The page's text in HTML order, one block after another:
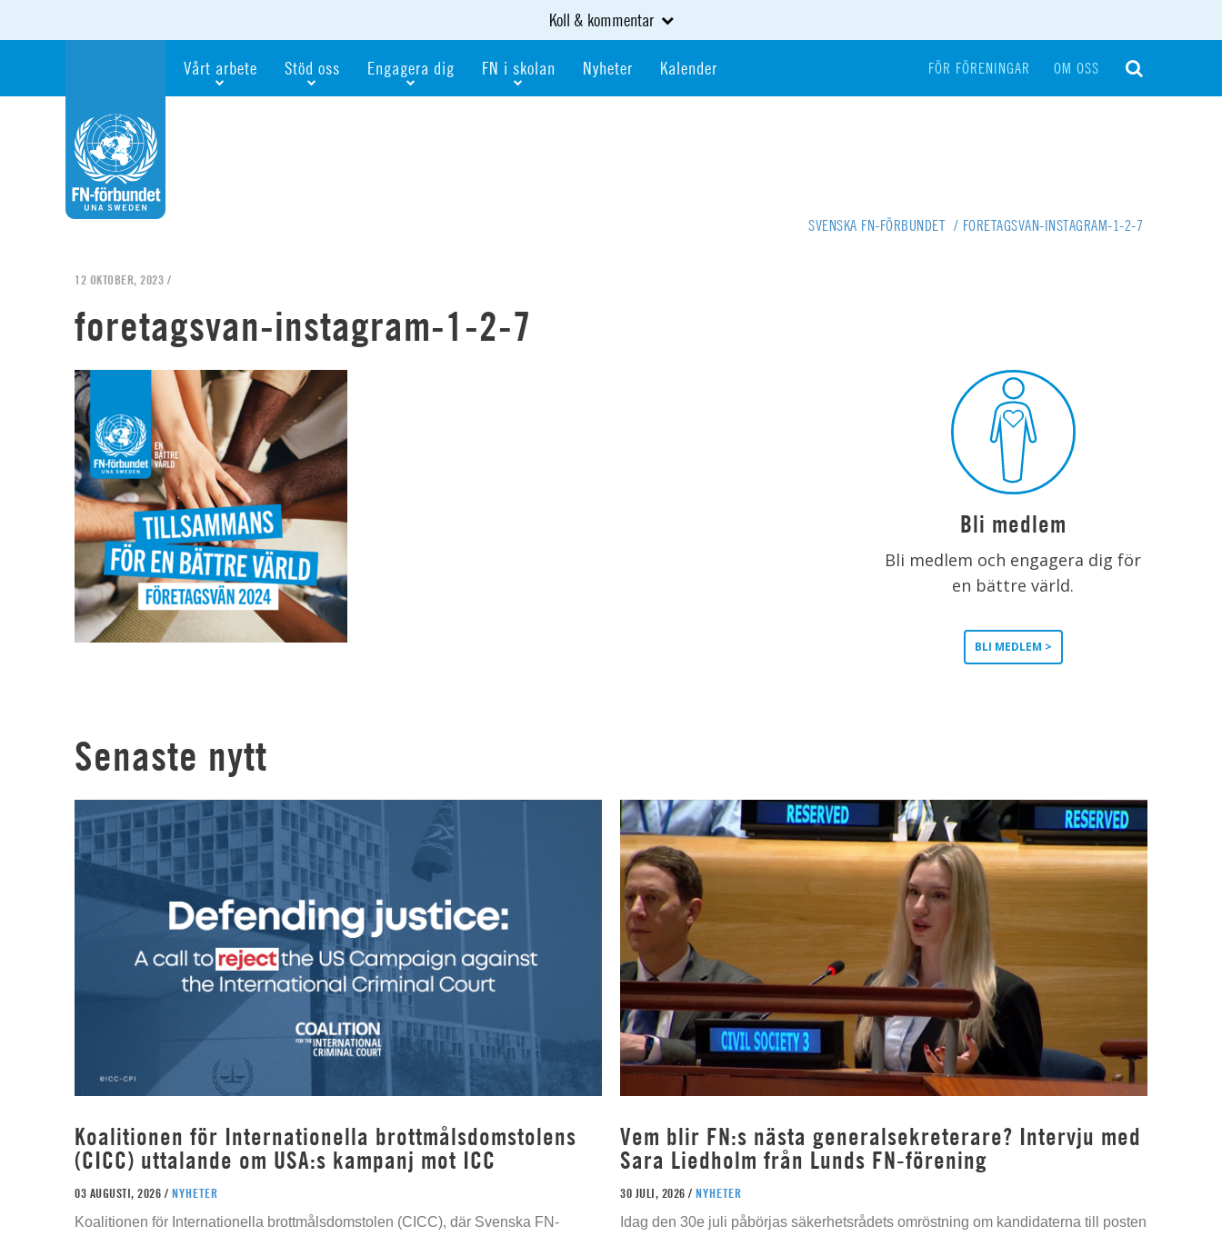
Koll & kommentar
Vårt arbete Stöd oss Engagera dig FN i skolan Nyheter Kalender FÖR FÖRENINGAR OM OSS
SVENSKA FN-FÖRBUNDET / FORETAGSVAN-INSTAGRAM-1-2-7
12 OKTOBER, 2023 /
foretagsvan-instagram-1-2-7
Bli medlem
Bli medlem och engagera dig för
en bättre värld.
BLI MEDLEM >
Senaste nytt
Koalitionen för Internationella brottmålsdomstolens
(CICC) uttalande om USA:s kampanj mot ICC
03 AUGUSTI, 2026 / NYHETER
Koalitionen för Internationella brottmålsdomstolen (CICC), där Svenska FN-
Vem blir FN:s nästa generalsekreterare? Intervju med
Sara Liedholm från Lunds FN-förening
30 JULI, 2026 / NYHETER
Idag den 30e juli påbörjas säkerhetsrådets omröstning om kandidaterna till posten